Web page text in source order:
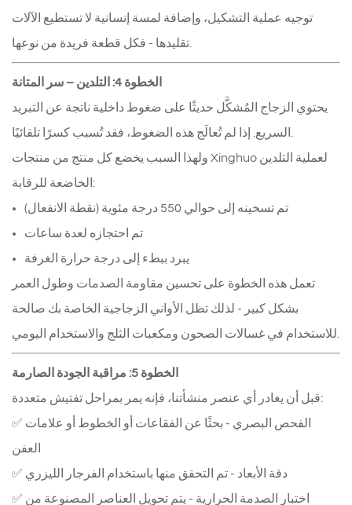
توجيه عملية التشكيل، وإضافة لمسة إنسانية لا تستطيع الآلات
الخطوة 4: التلدين – سر المتانة
يحتوي الزجاج المُشكَّل حديثًا على ضغوط داخلية ناتجة عن التبريد
ولهذا السبب يخضع كل منتج من منتجات Xinghuo لعملية التلدين
الخاضعة للرقابة:
تم تسخينه إلى حوالي 550 درجة مئوية (نقطة الانفعال)
تم احتجازه لعدة ساعات
يبرد ببطء إلى درجة حرارة الغرفة
تعمل هذه الخطوة على تحسين مقاومة الصدمات وطول العمر
بشكل كبير - لذلك تظل الأواني الزجاجية الخاصة بك صالحة
الخطوة 5: مراقبة الجودة الصارمة
قبل أن يغادر أي عنصر منشأتنا، فإنه يمر بمراحل تفتيش متعددة:
✅ الفحص البصري - بحثًا عن الفقاعات أو الخطوط أو علامات
العفن
✅ دقة الأبعاد - تم التحقق منها باستخدام الفرجار الليزري
✅ اختبار الصدمة الحرارية - يتم تحويل العناصر المصنوعة من